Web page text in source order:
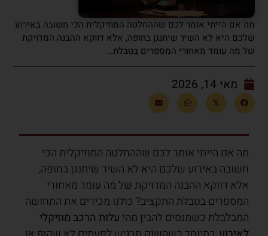
מה אם הייתי אומר לכם שההחלטה המוזיקלית הכי חשובה באירוע
שלכם היא לא השיר שיתנגן בחופה, אלא דווקא ההבנה המדויקת
של מה עומד מאחורי המספרים בטבלת...
מאי 14, 2026
מה אם הייתי אומר לכם שההחלטה המוזיקלית הכי
חשובה באירוע שלכם היא לא השיר שיתנגן בחופה,
אלא דווקא ההבנה המדויקת של מה עומד מאחורי
המספרים בטבלת התקציב? כולנו מכירים את התחושה
המבלבלת כשמנסים להבין מהי עלות הרכב מוזיקלי